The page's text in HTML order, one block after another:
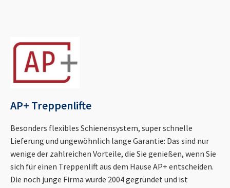
AP+ Treppenlifte
Besonders flexibles Schienensystem, super schnelle
Lieferung und ungewöhnlich lange Garantie: Das sind nur
wenige der zahlreichen Vorteile, die Sie genießen, wenn Sie
sich für einen Treppenlift aus dem Hause AP+ entscheiden.
Die noch junge Firma wurde 2004 gegründet und ist